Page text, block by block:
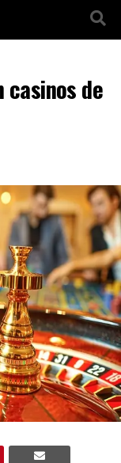
casinos de